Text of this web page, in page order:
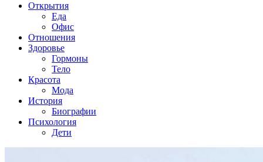
Открытия
Еда
Офис
Отношения
Здоровье
Гормоны
Тело
Красота
Мода
История
Биографии
Психология
Дети